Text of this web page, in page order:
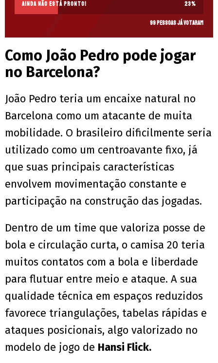
Ainda não está pronto! 23%
99 pessoas já votaram
Como João Pedro pode jogar
no Barcelona?
João Pedro teria um encaixe natural no
Barcelona como um atacante de muita
mobilidade. O brasileiro dificilmente seria
utilizado como um centroavante fixo, já
que suas principais características
envolvem movimentação constante e
participação na construção das jogadas.
Dentro de um time que valoriza posse de
bola e circulação curta, o camisa 20 teria
muitos contatos com a bola e liberdade
para flutuar entre meio e ataque. A sua
qualidade técnica em espaços reduzidos
favorece triangulações, tabelas rápidas e
ataques posicionais, algo valorizado no
modelo de jogo de Hansi Flick.